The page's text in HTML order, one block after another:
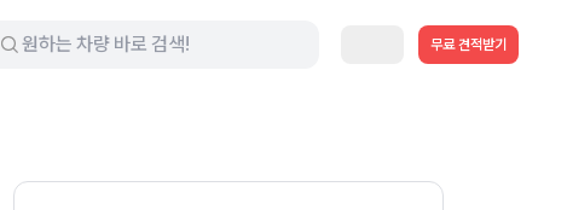
무료 견적받기